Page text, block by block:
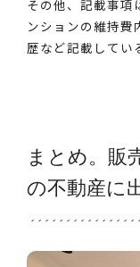
その他、記載事項
ンションの維持費
歴など記載してい
まとめ。販
の不動産に